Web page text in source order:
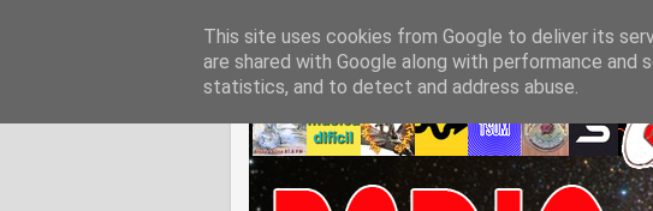
This site uses cookies from Google to deliver its
are shared with Google along with performance
statistics, and to detect and address abuse.